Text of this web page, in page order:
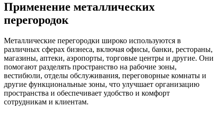
Применение металлических
перегородок
Металлические перегородки широко используются в
различных сферах бизнеса, включая офисы, банки, рестораны,
магазины, аптеки, аэропорты, торговые центры и другие. Они
помогают разделять пространство на рабочие зоны,
вестибюли, отделы обслуживания, переговорные комнаты и
другие функциональные зоны, что улучшает организацию
пространства и обеспечивает удобство и комфорт
сотрудникам и клиентам.